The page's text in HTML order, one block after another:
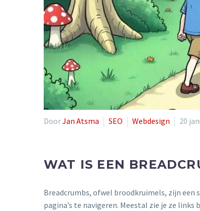
DoorJan Atsma SEO Webdesign 20
WAT IS EEN
Breadcrumbs, ofwel broodkruimels, zijn een
pagina’s te navigeren. Meestal zie je ze